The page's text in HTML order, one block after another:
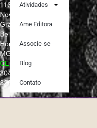
Atividades
Ame Editora
Associe-se
Blog
Contato
1160
Nova
Granada,
Belo
Horizonte –
MG
CEP:
30431-
320